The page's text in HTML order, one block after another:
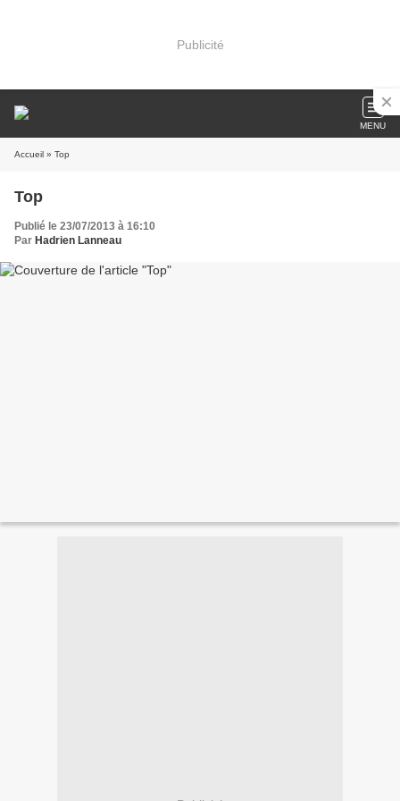
Publicité
MENU
Accueil » Top
Top
Publié le 23/07/2013 à 16:10
Par Hadrien Lanneau